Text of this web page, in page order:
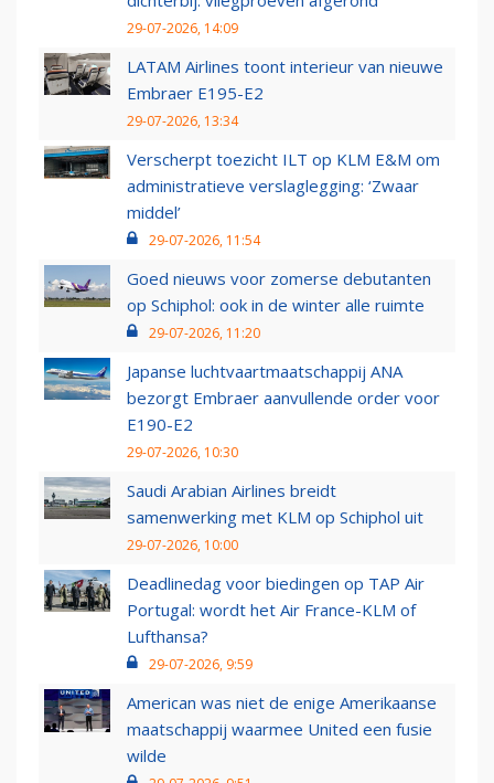
29-07-2026, 14:09
LATAM Airlines toont interieur van nieuwe
Embraer E195-E2
29-07-2026, 13:34
Verscherpt toezicht ILT op KLM E&M om
administratieve verslaglegging: ‘Zwaar
middel’
29-07-2026, 11:54
Goed nieuws voor zomerse debutanten
op Schiphol: ook in de winter alle ruimte
29-07-2026, 11:20
Japanse luchtvaartmaatschappij ANA
bezorgt Embraer aanvullende order voor
E190-E2
29-07-2026, 10:30
Saudi Arabian Airlines breidt
samenwerking met KLM op Schiphol uit
29-07-2026, 10:00
Deadlinedag voor biedingen op TAP Air
Portugal: wordt het Air France-KLM of
Lufthansa?
29-07-2026, 9:59
American was niet de enige Amerikaanse
maatschappij waarmee United een fusie
wilde